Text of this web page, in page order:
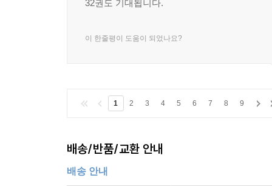
32권도 기대됩니다.
이 한줄평이 도움이 되었나요?
1 2 3 4 5 6 7 8 9
배송/반품/교환 안내
배송 안내